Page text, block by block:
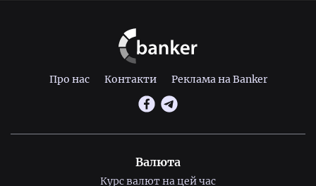
Про нас Контакти Реклама на Banker
Валюта
Курс валют на цей час